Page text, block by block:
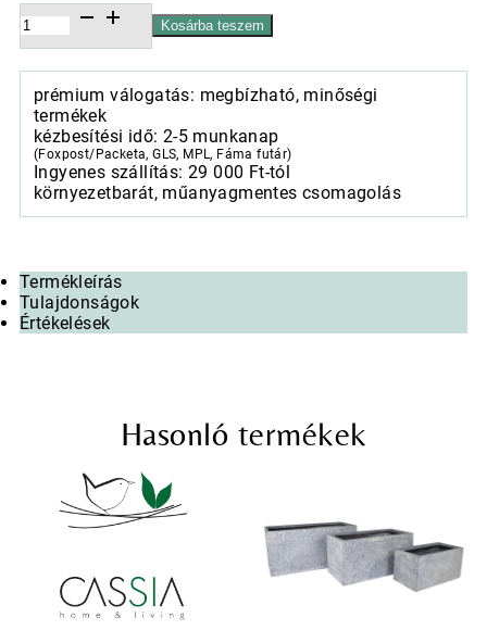
Kerámia
kaspó,
Ovum
matt
matt
bambusz,
26cm
mennyiség
Kosárba teszem
prémium válogatás: megbízható, minőségi
termékek
kézbesítési idő: 2-5 munkanap
(Foxpost/Packeta, GLS, MPL, Fáma futár)
Ingyenes szállítás: 29 000 Ft-tól
környezetbarát, műanyagmentes csomagolás
Termékleírás
Tulajdonságok
Értékelések
Hasonló termékek